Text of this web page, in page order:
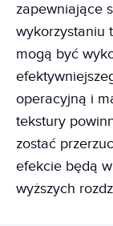
zapewniające
wykorzystaniu
mogą być
operacyjną i
tekstury
zostać
efekcie będą
wyższych